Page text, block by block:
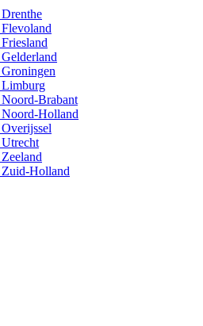
Limburg
Brabant
Holland
Zuid-Holland